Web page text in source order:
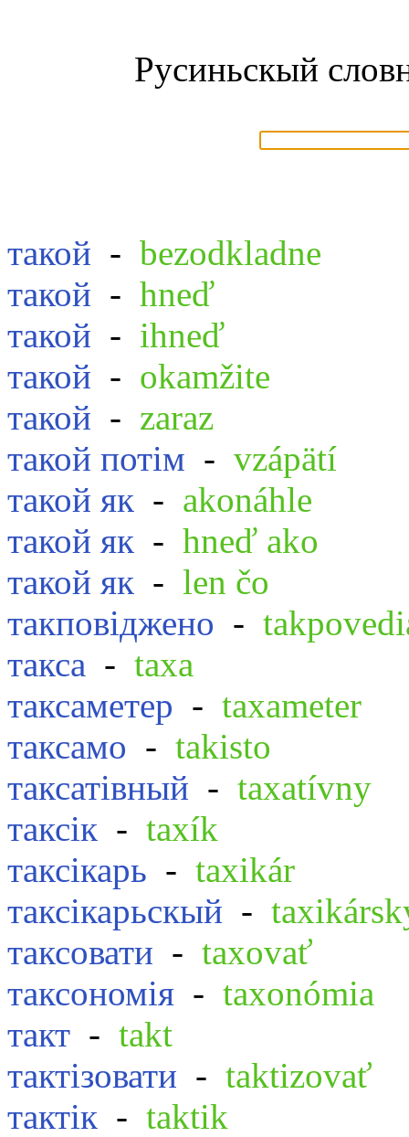
Русиньскый
такой - bezodkladne
такой - hneď
такой - ihneď
такой - okamžite
такой - zaraz
такой потім - vzápätí
такой як - akonáhle
такой як - hneď ako
такой як - len čo
такповіджено -
такса - taxa
таксаметер - taxameter
таксамо - takisto
таксатівный - taxatívny
таксік - taxík
таксікарь - taxikár
таксікарьскый -
таксовати - taxovať
таксономія - taxonómia
такт - takt
тактізовати - taktizovať
тактік - taktik